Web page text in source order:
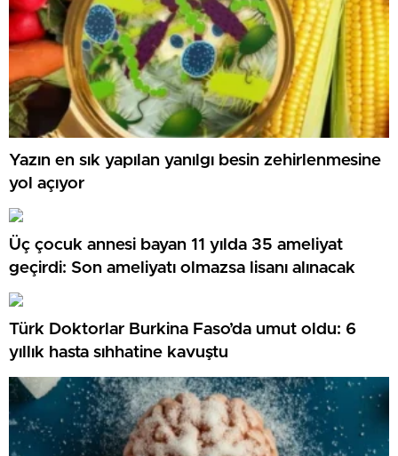
Yazın en sık yapılan yanılgı besin zehirlenmesine
yol açıyor
Üç çocuk annesi bayan 11 yılda 35 ameliyat
geçirdi: Son ameliyatı olmazsa lisanı alınacak
Türk Doktorlar Burkina Faso’da umut oldu: 6
yıllık hasta sıhhatine kavuştu